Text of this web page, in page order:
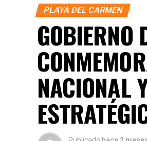
PLAYA DEL CARMEN
GOBIERNO
NACIONAL